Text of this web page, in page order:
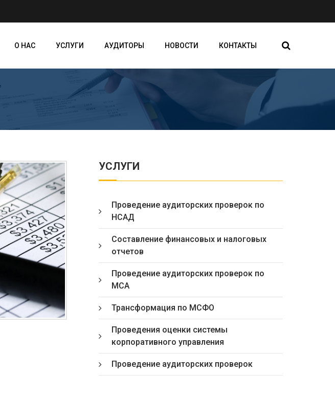
О НАС УСЛУГИ АУДИТОРЫ НОВОСТИ КОНТАКТЫ
УСЛУГИ
Проведение аудиторских проверок по
НСАД
Составление финансовых и налоговых
отчетов
Проведение аудиторских проверок по
МСА
Трансформация по МСФО
Проведения оценки системы
корпоративного управления
Проведение аудиторских проверок